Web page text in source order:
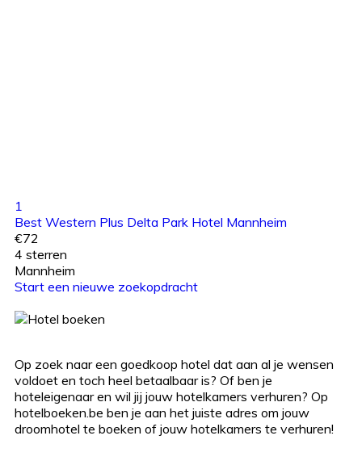
1
Best Western Plus Delta Park Hotel Mannheim
€72
4 sterren
Mannheim
Start een nieuwe zoekopdracht
Op zoek naar een goedkoop hotel dat aan al je wensen
voldoet en toch heel betaalbaar is? Of ben je
hoteleigenaar en wil jij jouw hotelkamers verhuren? Op
hotelboeken.be ben je aan het juiste adres om jouw
droomhotel te boeken of jouw hotelkamers te verhuren!